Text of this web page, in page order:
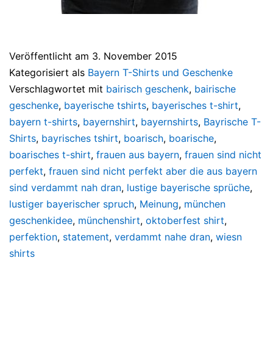
Veröffentlicht am 3. November 2015
Kategorisiert als Bayern T-Shirts und Geschenke
Verschlagwortet mit bairisch geschenk, bairische
geschenke, bayerische tshirts, bayerisches t-shirt,
bayern t-shirts, bayernshirt, bayernshirts, Bayrische T-
Shirts, bayrisches tshirt, boarisch, boarische,
boarisches t-shirt, frauen aus bayern, frauen sind nicht
perfekt, frauen sind nicht perfekt aber die aus bayern
sind verdammt nah dran, lustige bayerische sprüche,
lustiger bayerischer spruch, Meinung, münchen
geschenkidee, münchenshirt, oktoberfest shirt,
perfektion, statement, verdammt nahe dran, wiesn
shirts